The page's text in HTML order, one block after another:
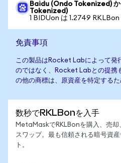
Baidu (Ondo Tokenized)
Tokenized)
1 BIDUon は 1.2749 RKLBon
免責事項
この製品はRocket Labによって発
のではなく、Rocket Labとの提携
の他の商標は、原資産を特定するた
数秒でRKLBonを入手
MetaMaskでRKLBonを購入、売却
スワップ。最も信頼される暗号資産
ト。